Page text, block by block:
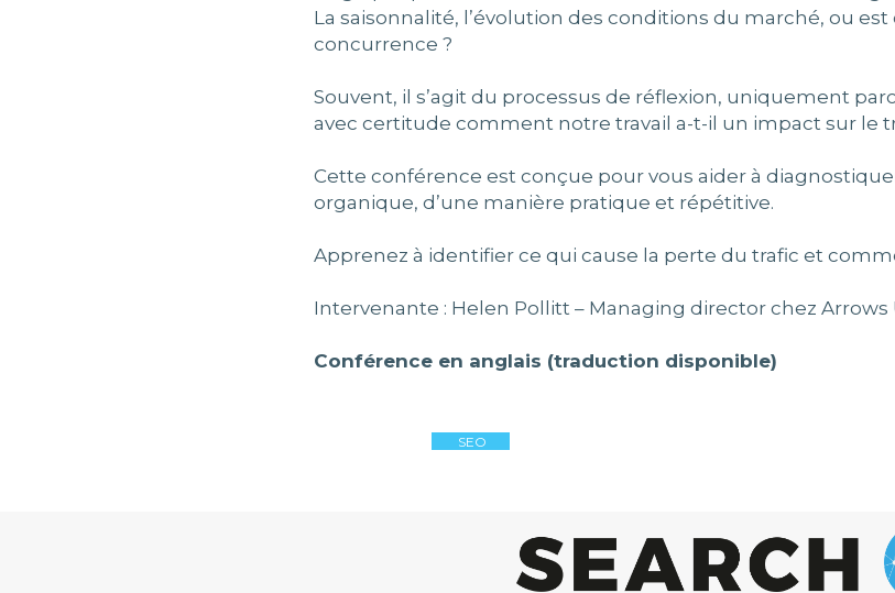
La saisonnalité, l’évolution des conditions du marché, ou
concurrence ?
Souvent, il s’agit du processus de réflexion, uniquement
avec certitude comment notre travail a-t-il un impact sur le
Cette conférence est conçue pour vous aider à
organique, d’une manière pratique et répétitive.
Apprenez à identifier ce qui cause la perte du trafic et
Intervenante : Helen Pollitt – Managing director chez Arrows
Conférence en anglais (traduction disponible)
SEO